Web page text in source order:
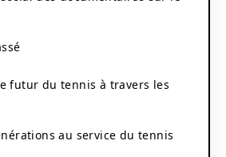
futur du tennis à travers les
au service du tennis